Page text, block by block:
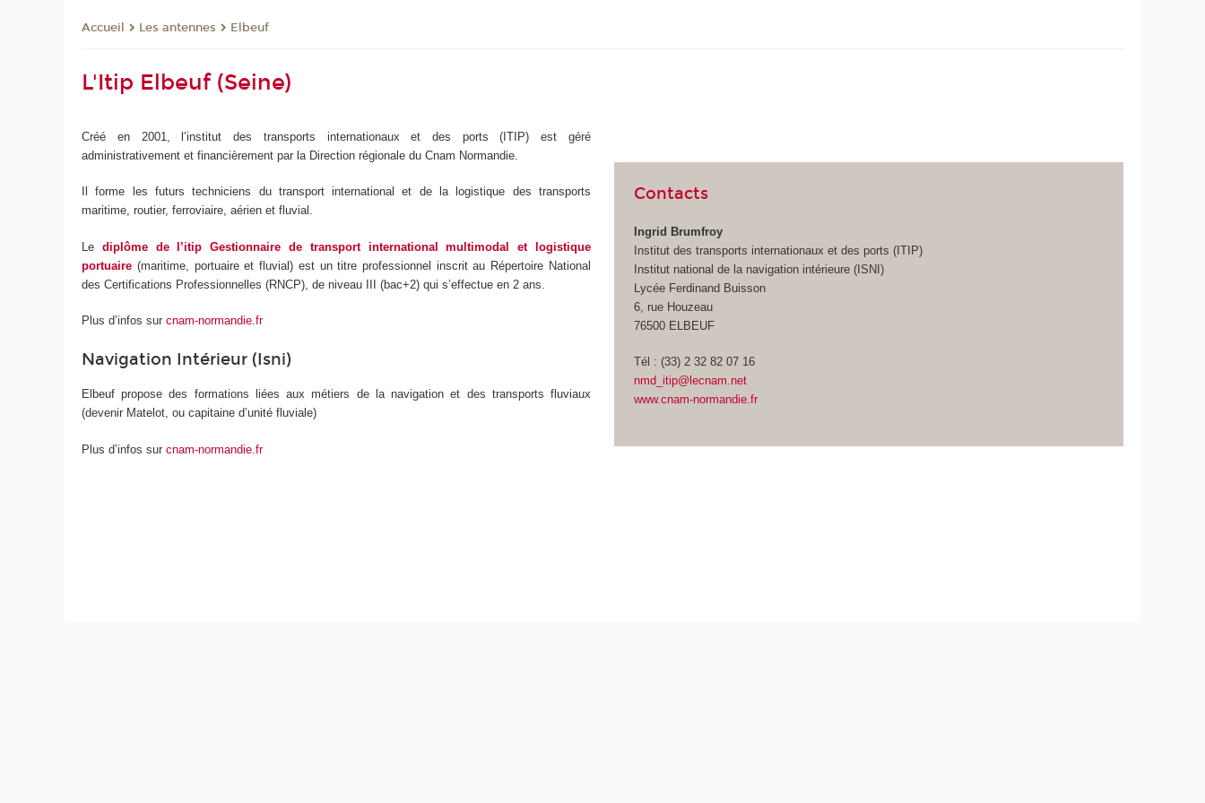
Accueil Les antennes Elbeuf
L'Itip Elbeuf (Seine)
Créé en 2001, l’institut des transports internationaux et des ports (ITIP) est géré
administrativement et financièrement par la Direction régionale du Cnam Normandie.
Il forme les futurs techniciens du transport international et de la logistique des transports
maritime, routier, ferroviaire, aérien et fluvial.
Le diplôme de l’itip Gestionnaire de transport international multimodal et logistique
portuaire (maritime, portuaire et fluvial) est un titre professionnel inscrit au Répertoire National
des Certifications Professionnelles (RNCP), de niveau III (bac+2) qui s’effectue en 2 ans.
Plus d’infos surcnam-normandie.fr
Navigation Intérieur (Isni)
Elbeuf propose des formations liées aux métiers de la navigation et des transports fluviaux
(devenir Matelot, ou capitaine d’unité fluviale)
Plus d’infos surcnam-normandie.fr
Contacts
Ingrid Brumfroy
Institut des transports internationaux et des ports (ITIP)
Institut national de la navigation intérieure (ISNI)
Lycée Ferdinand Buisson
6, rue Houzeau
76500 ELBEUF
Tél : (33) 2 32 82 07 16
nmd_itip@lecnam.net
www.cnam-normandie.fr